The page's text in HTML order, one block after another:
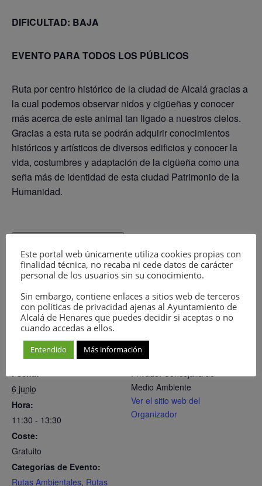
DIFICULTAD: BAJA
EVENTO PARA TODOS LOS PÚBLICOS
Ruta por centro histórico de la ciudad de Alcalá gracias a
la cual podemos observar nidos y cigüeñas y conocer
más acerca de este animal tan ligado a nuestros cielos.
Gracias a esta ruta se podrán adquirir conocimientos
históricos y artísticos de diversos edificios y conocer la
vida, costumbres y adaptación de la cigüeña como una
seña más de identidad de esta ciudad Patrimonio de la
Humanidad.
Añadir al calendario
DETALLES
6 junio
Hora:
11:30 - 13:30
Coste:
Gratuito
Categorías de Evento:
Rutas Ambientales, Rutas
ORGANIZADOR
Medio Ambiente
Ver el sitio web del
Organizador
Este portal web únicamente utiliza cookies propias con
finalidad técnica, no recaba ni cede datos de carácter
personal de los usuarios sin su conocimiento.
Sin embargo, contiene enlaces a sitios web de terceros
con políticas de privacidad ajenas al Ayuntamiento de
Alcalá de Henares que puedes decidir si aceptas o no
cuando accedas a ellos.
Entendido Más información